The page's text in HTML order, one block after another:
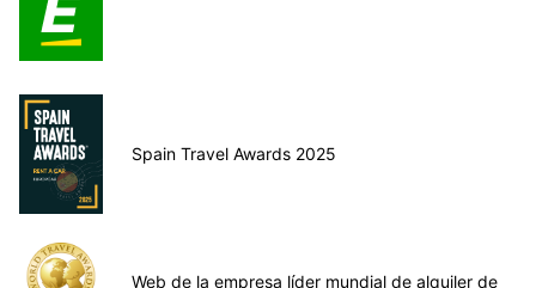
Spain Travel Awards 2025
Web de la empresa líder mundial de alquiler de